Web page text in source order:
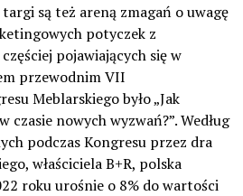
są też areną zmagań o uwagę
potyczek z
pojawiających się w
przewodnim VII
Meblarskiego było „Jak
czasie nowych wyzwań?”. Według
podczas Kongresu przez dra
właściciela B+R, polska
roku urośnie o 8% do wartości